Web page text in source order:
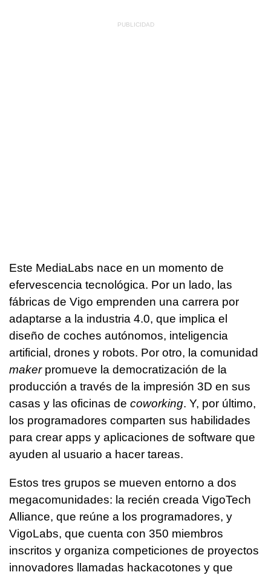
Este MediaLabs nace en un momento de
efervescencia tecnológica. Por un lado, las
fábricas de Vigo emprenden una carrera por
adaptarse a la industria 4.0, que implica el
diseño de coches autónomos, inteligencia
artificial, drones y robots. Por otro, la comunidad
makerpromueve la democratización de la
producción a través de la impresión 3D en sus
casas y las oficinas de coworking. Y, por último,
los programadores comparten sus habilidades
para crear apps y aplicaciones de software que
ayuden al usuario a hacer tareas.
Estos tres grupos se mueven entorno a dos
megacomunidades: la recién creada VigoTech
Alliance, que reúne a los programadores, y
VigoLabs, que cuenta con 350 miembros
inscritos y organiza competiciones de proyectos
innovadores llamadas hackacotones y que